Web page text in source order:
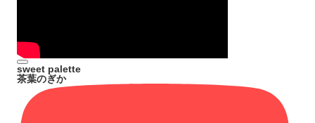
sweet palette
茶葉のぎか